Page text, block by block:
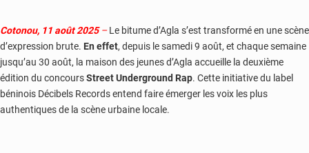
Cotonou, 11 août 2025–Le bitume d’Agla s’est transformé en une scène
d’expression brute. En effet, depuis le samedi 9 août, et chaque semaine
jusqu’au 30 août, la maison des jeunes d’Agla accueille la deuxième
édition du concoursStreet Underground Rap. Cette initiative du label
béninois Décibels Records entend faire émerger les voix les plus
authentiques de la scène urbaine locale.